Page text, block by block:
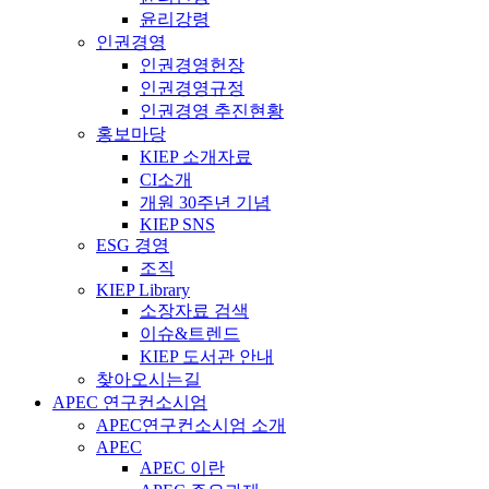
윤리강령
인권경영
인권경영헌장
인권경영규정
인권경영 추진현황
홍보마당
KIEP 소개자료
CI소개
개원 30주년 기념
KIEP SNS
ESG 경영
조직
KIEP Library
소장자료 검색
이슈&트렌드
KIEP 도서관 안내
찾아오시는길
APEC 연구컨소시엄
APEC연구컨소시엄 소개
APEC
APEC 이란